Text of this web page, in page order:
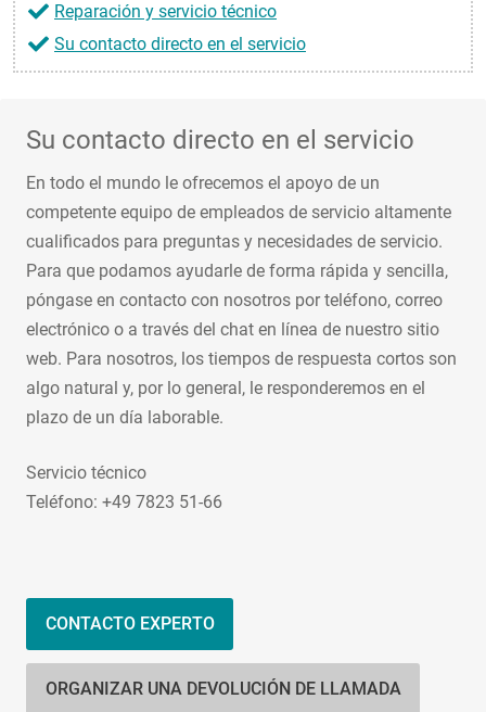
Reparación y servicio técnico
Su contacto directo en el servicio
Su contacto directo en el servicio
En todo el mundo le ofrecemos el apoyo de un
competente equipo de empleados de servicio altamente
cualificados para preguntas y necesidades de servicio.
Para que podamos ayudarle de forma rápida y sencilla,
póngase en contacto con nosotros por teléfono, correo
electrónico o a través del chat en línea de nuestro sitio
web. Para nosotros, los tiempos de respuesta cortos son
algo natural y, por lo general, le responderemos en el
plazo de un día laborable.
Servicio técnico
Teléfono: +49 7823 51-66
CONTACTO EXPERTO
ORGANIZAR UNA DEVOLUCIÓN DE LLAMADA